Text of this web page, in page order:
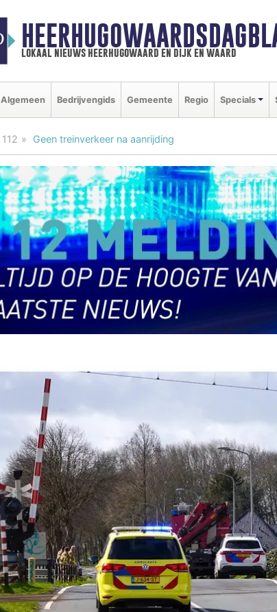
lokaal nieuws heerhugowaard en dijk en waard
Algemeen Bedrijvengids Gemeente Regio Specials
112 Geen treinverkeer na aanrijding